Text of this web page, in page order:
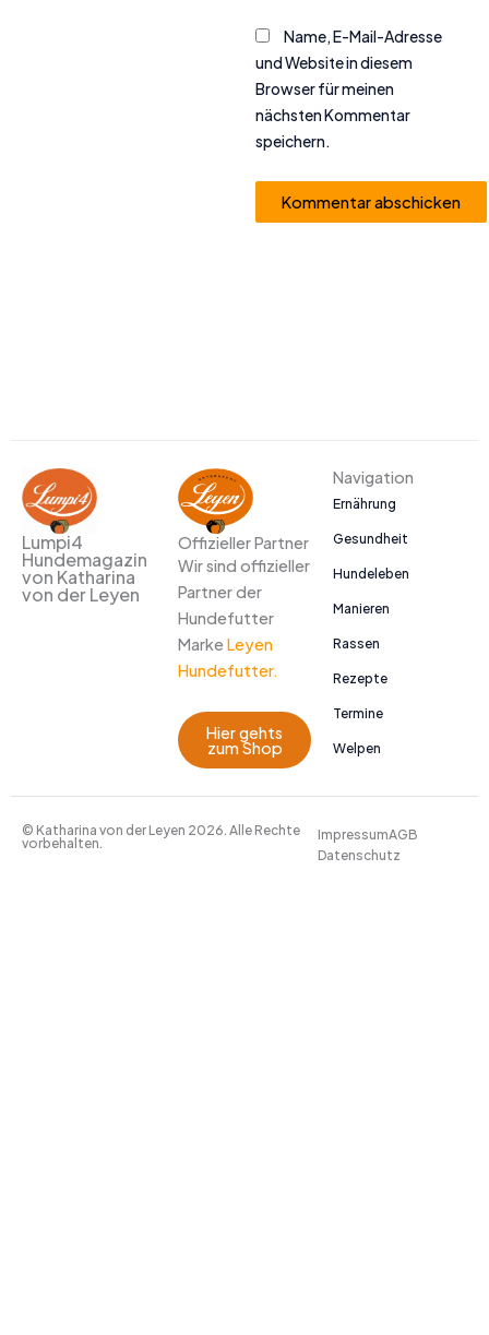
Name, E-Mail-Adresse
und Website in diesem
Browser für meinen
nächsten Kommentar
speichern.
Lumpi4
Hundemagazin
von Katharina
von der Leyen
Offizieller Partner
Wir sind offizieller
Partner der
Hundefutter
Marke Leyen
Hundefutter.
Hier gehts
zum Shop
Navigation
Ernährung
Gesundheit
Hundeleben
Manieren
Rassen
Rezepte
Termine
Welpen
© Katharina von der Leyen 2026. Alle Rechte
vorbehalten.
ImpressumAGB
Datenschutz